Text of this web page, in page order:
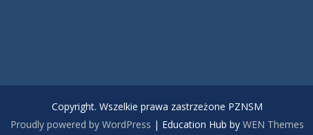
Copyright. Wszelkie prawa zastrzeżone PZNSM
Proudly powered by WordPress | Education Hub by WEN Themes